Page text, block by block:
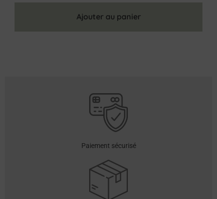
Ajouter au panier
Paiement sécurisé